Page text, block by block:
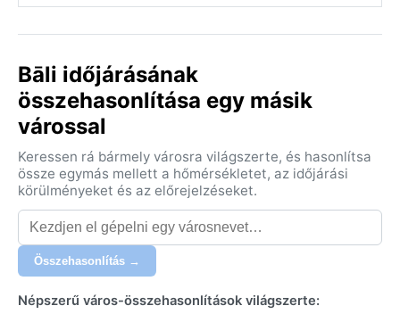
Bāli időjárásának
összehasonlítása egy másik
várossal
Keressen rá bármely városra világszerte, és hasonlítsa
össze egymás mellett a hőmérsékletet, az időjárási
körülményeket és az előrejelzéseket.
Összehasonlítás →
Népszerű város-összehasonlítások világszerte: